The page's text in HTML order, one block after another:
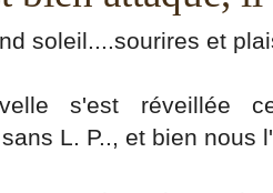
soleil....sourires et
s'est réveillée
L. P.., et bien nous